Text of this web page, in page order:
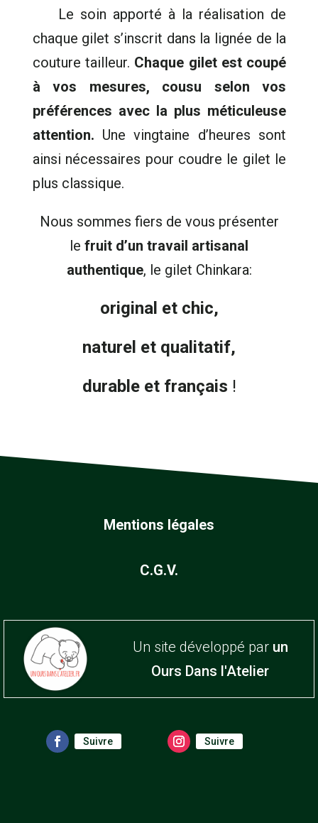
Le soin apporté à la réalisation de
chaque gilet s’inscrit dans la lignée de la
couture tailleur. Chaque gilet est coupé
à vos mesures, cousu selon vos
préférences avec la plus méticuleuse
attention. Une vingtaine d’heures sont
ainsi nécessaires pour coudre le gilet le
plus classique.
Nous sommes fiers de vous présenter
lefruit d’un travail artisanal
authentique, le gilet Chinkara:
original et chic,
naturel et qualitatif,
durable et français !
Mentions légales
C.G.V.
Un site développé par un
Ours Dans l'Atelier
Suivre Suivre